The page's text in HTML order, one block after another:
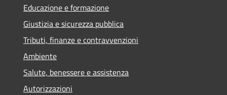
Educazione e formazione
Giustizia e sicurezza pubblica
Tributi, finanze e contravvenzioni
Ambiente
Salute, benessere e assistenza
Autorizzazioni